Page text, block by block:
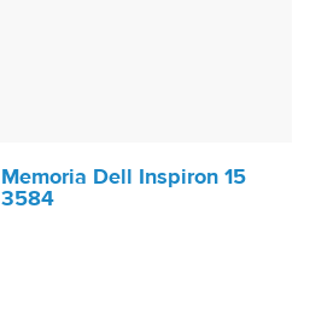
Memoria Dell Inspiron 15
3584